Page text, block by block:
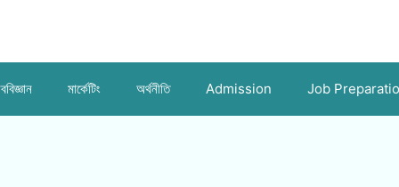
মার্কেটিং অর্থনীতি Admission Job